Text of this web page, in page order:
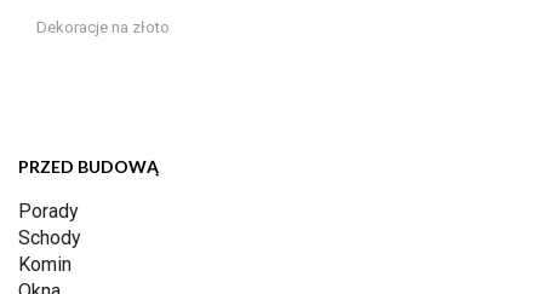
Dekoracje na złoto
PRZED BUDOWĄ
Porady
Schody
Komin